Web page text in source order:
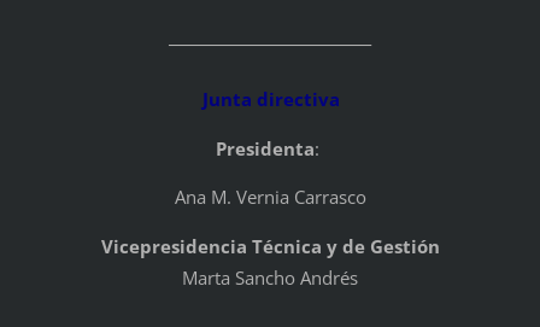
Junta directiva
Presidenta:
Ana M. Vernia Carrasco
Vicepresidencia Técnica y de Gestión
Marta Sancho Andrés